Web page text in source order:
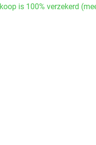
is 100% verzekerd